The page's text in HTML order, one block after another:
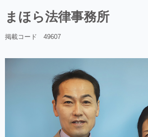
まほら法律事務所
掲載コード 49607